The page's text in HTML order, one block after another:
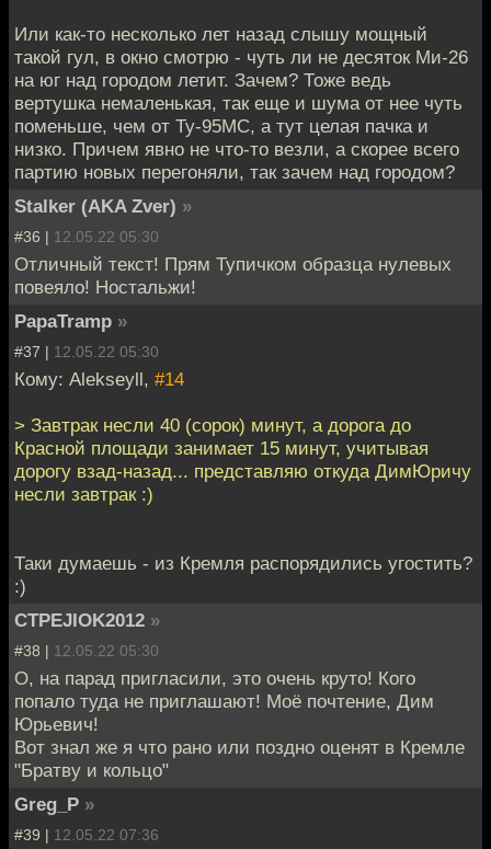
Или как-то несколько лет назад слышу мощный
такой гул, в окно смотрю - чуть ли не десяток Ми-26
на юг над городом летит. Зачем? Тоже ведь
вертушка немаленькая, так еще и шума от нее чуть
поменьше, чем от Ту-95МС, а тут целая пачка и
низко. Причем явно не что-то везли, а скорее всего
партию новых перегоняли, так зачем над городом?
Stalker (AKA Zver) »
#36 | 12.05.22 05:30
Отличный текст! Прям Тупичком образца нулевых
повеяло! Ностальжи!
PapaTramp »
#37 | 12.05.22 05:30
Кому: Alekseyll, #14
> Завтрак несли 40 (сорок) минут, а дорога до
Красной площади занимает 15 минут, учитывая
дорогу взад-назад... представляю откуда ДимЮричу
несли завтрак :)
Таки думаешь - из Кремля распорядились угостить?
:)
CTPEJIOK2012 »
#38 | 12.05.22 05:30
О, на парад пригласили, это очень круто! Кого
попало туда не приглашают! Моё почтение, Дим
Юрьевич!
Вот знал же я что рано или поздно оценят в Кремле
"Братву и кольцо"
Greg_P »
#39 | 12.05.22 07:36